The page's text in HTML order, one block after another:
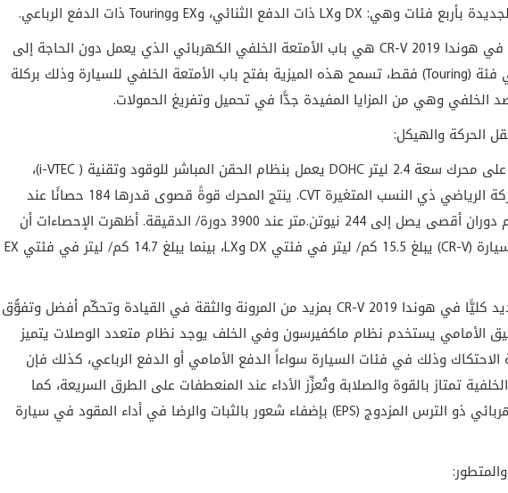
من ضمن الميزات الجديدة في هوندا CR-V 2019 هي باب الأمتعة الخلفي الكهربائي الذي يعمل دون الحاجة إلى
استخدام الأيدي وذلك في فئة (Touring) فقط، تسمح هذه الميزية بفتح باب الأمتعة الخلفي للسيارة وذلك بركلة
وهي من المزايا المفيدة جدًّا في تحميل وتفريغ الحمولات.
الحركة والهيكل:
تحتوي هوندا CR-V 2019 على محرك سعة 2.4 ليتر DOHC يعمل بنظام الحقن المباشر للوقود وتقنية ( i-VTEC)،
يتناسق ذلك مع ناقل الحركة الرياضي ذي النسب المتغيرة CVT. ينتج المحرك قوةً قصوى قدرها 184 حصانًا عند
6400 دورة/ الدقيقة، وعزم دوران أقصى يصل إلى 244 نيوتن.متر عند 3900 دورة/ الدقيقة. أظهرت الإحصاءات أن
معدَّل استهلاك الوقود لسيارة (CR-V) يبلغ 15.5 كم/ ليتر في فئتي DX وLX، بينما يبلغ 14.7 كم/ ليتر في فئتي EX
يتميز تصميم الهيكل الجديد كليًّا في هوندا CR-V 2019 بمزيد من المرونة والثقة في القيادة وتحكّم أفضل وتفوُّق
الأمامي يستخدم نظام ماكفيرسون وفي الخلف يوجد نظام متعدد الوصلات يتميز
وذلك في فئات السيارة سواءاً الدفع الأمامي أو الدفع الرباعي، كذلك فإن
تمتاز بالقوة والصلابة وتُعزِّز الأداء عند المنعطفات على الطرق السريعة، كما
يُساهم نظام المقود الكهربائي ذو الترس المزدوج (EPS) بإضفاء شعور بالثبات والرضا في أداء المقود في سيارة